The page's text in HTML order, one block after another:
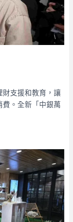
支援和教育，讓
。全新「中銀萬